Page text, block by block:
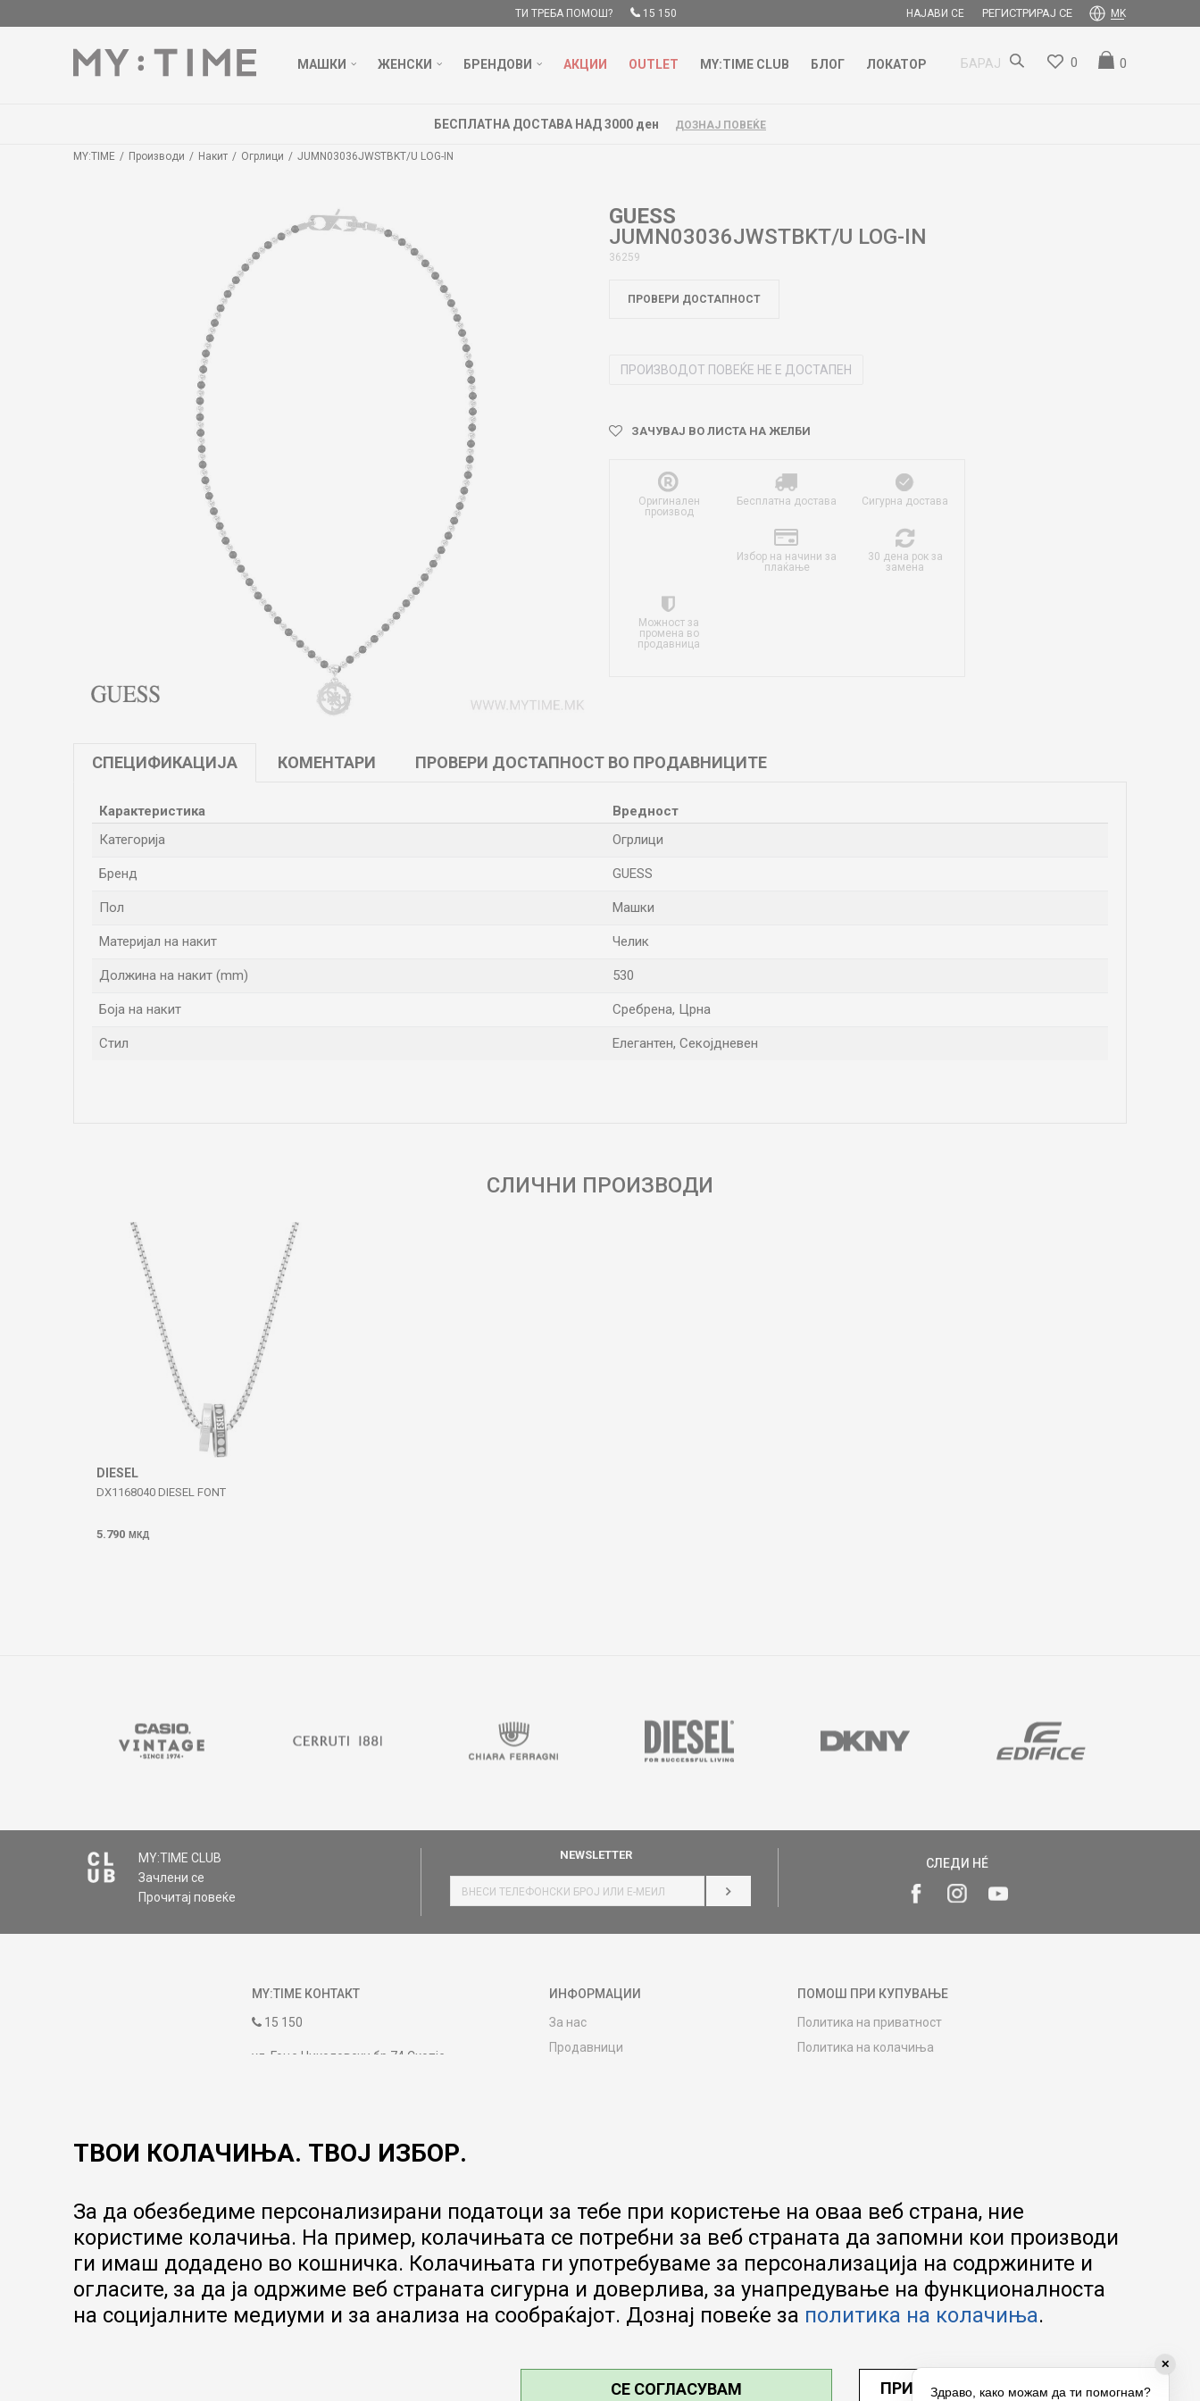
ТИ ТРЕБА ПОМОШ? 15 150 НАЈАВИ СЕ РЕГИСТРИРАЈ СЕ MK
МАШКИ ЖЕНСКИ БРЕНДОВИ АКЦИИ OUTLET MY:TIME CLUB БЛОГ ЛОКАТОР БАРАЈ 0
0
БЕСПЛАТНА ДОСТАВА НАД 3000 ден ДОЗНАЈ ПОВЕЌЕ
MY:TIME Производи Накит Огрлици JUMN03036JWSTBKT/U LOG-IN
GUESS
JUMN03036JWSTBKT/U LOG-IN
36259
ПРОВЕРИ ДОСТАПНОСТ
ПРОИЗВОДОТ ПОВЕЌЕ НЕ Е ДОСТАПЕН
ЗАЧУВАЈ ВО ЛИСТА НА ЖЕЛБИ
Оригинален
производ
Бесплатна достава Сигурна достава
Избор на начини за
плаќање
30 дена рок за
замена
Можност за
промена во
продавница
СПЕЦИФИКАЦИЈА КОМЕНТАРИ ПРОВЕРИ ДОСТАПНОСТ ВО ПРОДАВНИЦИТЕ
Карактеристика
Вредност
Категорија
Огрлици
Бренд GUESS
Пол Машки
Материјал на накит Челик
Должина на накит (mm) 530
Боја на накит Сребрена, Црна
Стил Елегантен, Секојдневен
СЛИЧНИ ПРОИЗВОДИ
DIESEL
DX1168040 DIESEL FONT
5.790 МКД
MY:TIME CLUB
Зачлени се
Прочитај повеќе
NEWSLETTER
НАЈАВИ СЕ
СЛЕДИ НÉ
MY:TIME КОНТАКТ
15 150
ул. Гоце Николовски бр.74 Скопје
09:00 до 17:00
ИНФОРМАЦИИ
За нас
Продавници
Гаранција за производ
Ценовник
ПОМОШ ПРИ КУПУВАЊЕ
Политика на приватност
Политика на колачиња
Product Finder
FAQs
ТВОИ КОЛАЧИЊА. ТВОЈ ИЗБОР.
За да обезбедиме персонализирани податоци за тебе при користење на оваа веб страна, ние
користиме колачиња. На пример, колачињата се потребни за веб страната да запомни кои производи
ги имаш додадено во кошничка. Колачињата ги употребуваме за персонализација на содржините и
огласите, за да ја одржиме веб страната сигурна и доверлива, за унапредување на функционалноста
на социјалните медиуми и за анализа на сообраќајот. Дознај повеќе за политика на колачиња.
ПРИЛАГОДИ ПОСТАВУВАЊА
СЕ СОГЛАСУВАМ
✕
Здраво, како можам да ти помогнам?